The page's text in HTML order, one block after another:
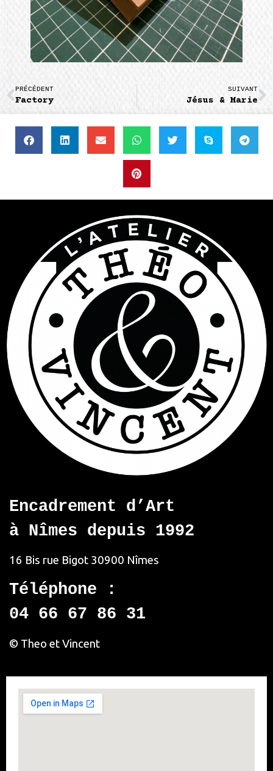
PRÉCÉDENT
Factory
SUIVANT
Jésus & Marie
Encadrement d’Art
à Nîmes depuis 1992
16 Bis rue Bigot 30900 Nîmes
Téléphone :
04 66 67 86 31
© Theo et Vincent